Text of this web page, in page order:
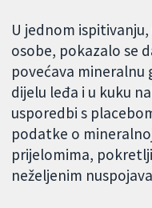
U jednom
osobe, pokazalo se
povećava mineralnu
dijelu leđa i u kuku
usporedbi s
podatke o
prijelomima,
neželjenim